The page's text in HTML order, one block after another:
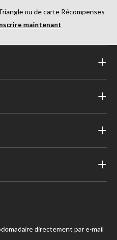
ou de carte Récompenses
maintenant
directement par e-mail